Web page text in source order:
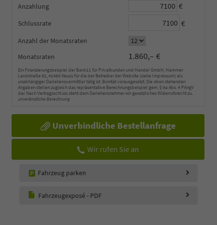
Anzahlung €
Schlussrate €
Anzahl der Monatsraten
Monatsraten
1.860,– €
Ein Finanzierungsbeispiel der Bank11 für Privatkunden und Handel GmbH, Hammer
Landstraße 91, 41460 Neuss für die der Betreiber der Website (siehe Impressum) als
unabhängiger Darlehensvermittler tätig ist. Bonität vorausgesetzt. Die oben stehenden
Angaben stellen zugleich das repräsentative Berechnungsbeispiel gem. § 6a Abs. 4 PAngV
dar. Nach Vertragsschluss steht dem Darlehensnehmer ein gesetzliches Widerrufsrecht zu.
unverbindliche Berechnung
Unverbindliche Bestellanfrage
Wir rufen Sie an
Fahrzeug parken
Fahrzeugexposé - PDF